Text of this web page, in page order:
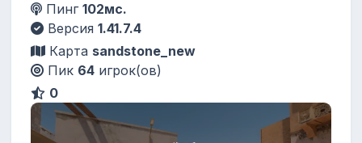
Пинг 102мс.
Версия 1.41.7.4
Карта sandstone_new
Пик 64 игрок(ов)
0